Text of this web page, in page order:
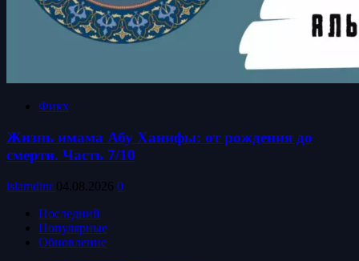
Фикх
Жизнь имама Абу Ханифы: от рождения до
смерти. Часть 7/10
islamdinr 04.08.2026 0
Последний
Популярные
Обновление